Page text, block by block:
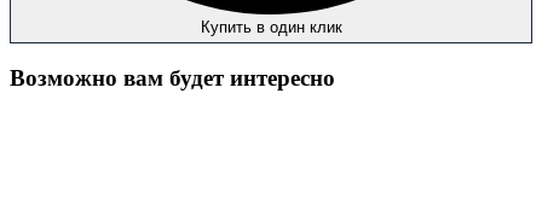
Купить в один клик
Возможно вам будет интересно